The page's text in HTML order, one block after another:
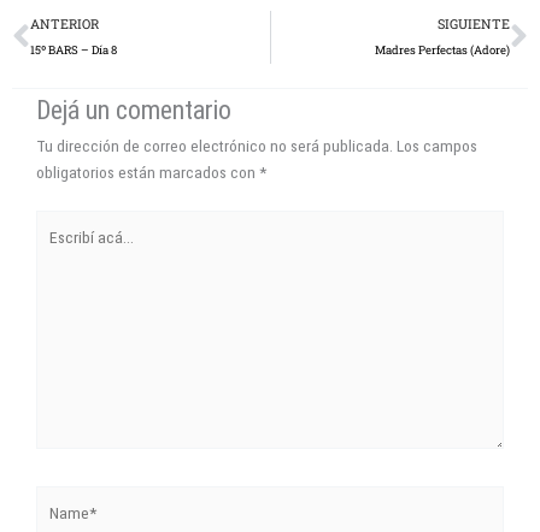
Prev
ANTERIOR
15º BARS – Día 8
SIGUIENTE
Madres Perfectas (Adore)
Dejá un comentario
Tu dirección de correo electrónico no será publicada. Los campos
obligatorios están marcados con *
acá...